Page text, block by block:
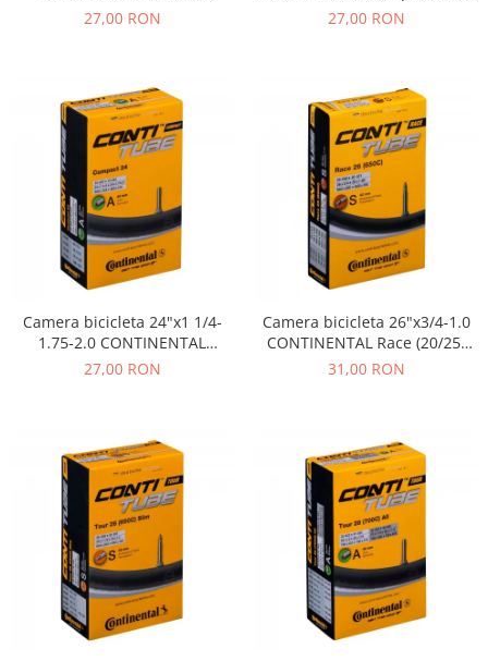
Compact (32/47-406/451),
27,00 RON
(50-62/406), valva AV34
27,00 RON
Camera bicicleta 24"x1 1/4-
1.75-2.0 CONTINENTAL
Compact (32/47-507/544),
27,00 RON
Camera bicicleta 26"x3/4-1.0
CONTINENTAL Race (20/25-
559/571), valva FV42
31,00 RON